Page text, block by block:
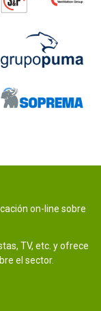
on-line sobre
TV, etc. y ofrece
el sector.